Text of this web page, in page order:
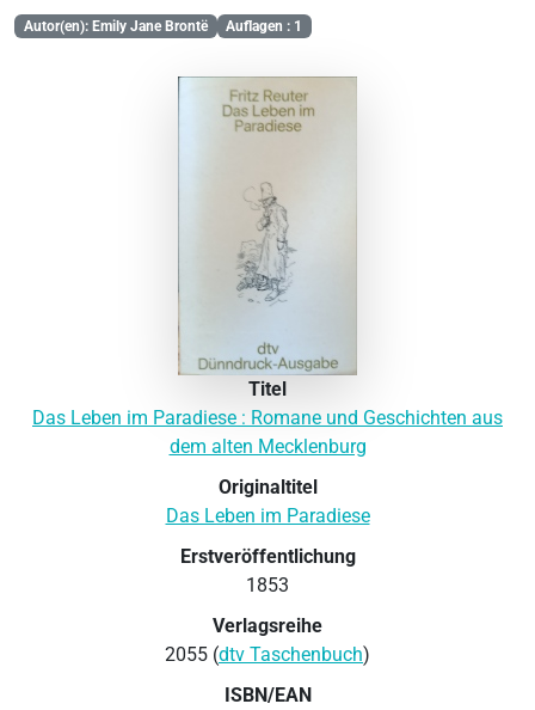
Autor(en): Emily Jane Brontë Auflagen : 1
Titel
Das Leben im Paradiese : Romane und Geschichten aus
dem alten Mecklenburg
Originaltitel
Das Leben im Paradiese
Erstveröffentlichung
1853
Verlagsreihe
2055 (dtv Taschenbuch)
ISBN/EAN